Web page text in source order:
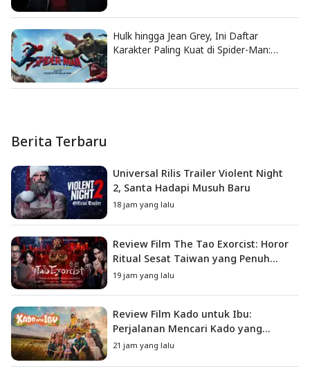
Hulk hingga Jean Grey, Ini Daftar
Karakter Paling Kuat di Spider-Man:
Berita Terbaru
Universal Rilis Trailer Violent Night
2, Santa Hadapi Musuh Baru
18 jam yang lalu
Review Film The Tao Exorcist: Horor
Ritual Sesat Taiwan yang Penuh
Misteri dan Teror Psikologis
19 jam yang lalu
Review Film Kado untuk Ibu:
Perjalanan Mencari Kado yang
Mengajarkan Arti Keluarga
21 jam yang lalu